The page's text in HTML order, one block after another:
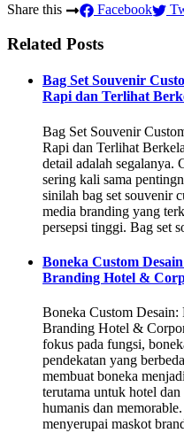
Share this
Facebook
Related Posts
Bag Set Souvenir
Rapi dan Terlihat
Bag Set Souvenir
Rapi dan Terlihat
detail adalah segalanya.
sering kali sama
sinilah bag set souvenir
media branding yang
persepsi tinggi. Bag set
Boneka Custom
Branding Hotel &
Boneka Custom Desain:
Branding Hotel &
fokus pada fungsi,
pendekatan yang
membuat boneka
terutama untuk hotel
humanis dan
menyerupai maskot